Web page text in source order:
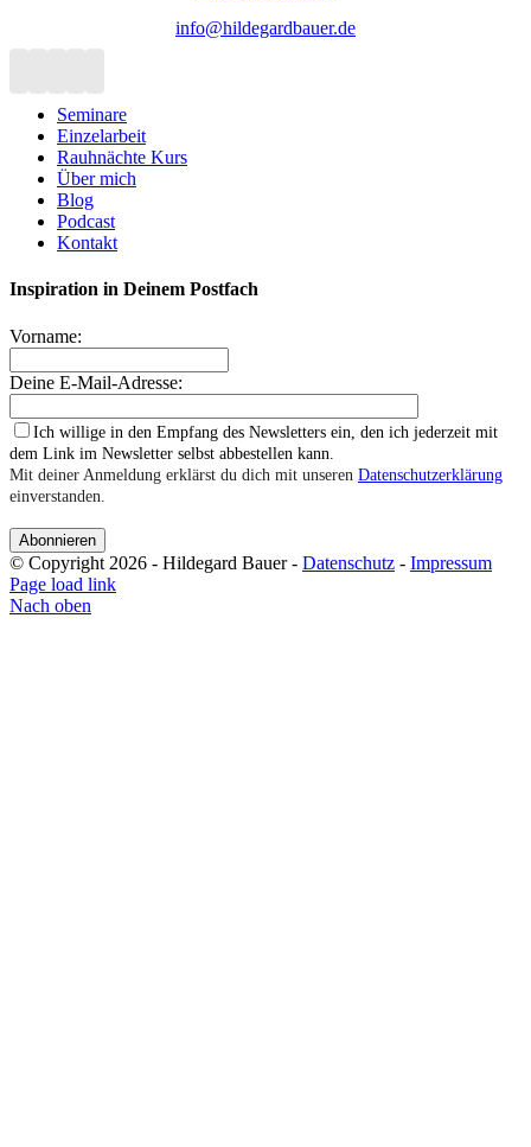
info@hildegardbauer.de
Seminare
Einzelarbeit
Rauhnächte Kurs
Über mich
Blog
Podcast
Kontakt
Inspiration in Deinem Postfach
Vorname:
Deine E-Mail-Adresse:
Ich willige in den Empfang des Newsletters ein, den ich jederzeit mit
dem Link im Newsletter selbst abbestellen kann.
Mit deiner Anmeldung erklärst du dich mit unseren Datenschutzerklärung
einverstanden.
© Copyright 2026 - Hildegard Bauer - Datenschutz - Impressum
Page load link
Nach oben